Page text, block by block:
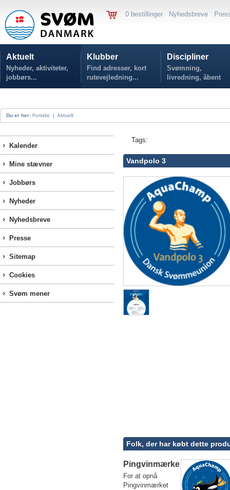
0 bestillinger Nyhedsbreve
Aktuelt
Nyheder, aktiviteter,
jobbørs...
Klubber
Find adresser, kort
rutevejledning...
Discipliner
Svømning,
livredning, åbent
vand...
Du er her: Forside | Aktuelt
Kalender
Mine stævner
Jobbørs
Nyheder
Nyhedsbreve
Presse
Sitemap
Cookies
Svøm mener
Tags:
Vandpolo 3
Folk, der har købt dette
Pingvinmærke
For at opnå
Pingvinmærket